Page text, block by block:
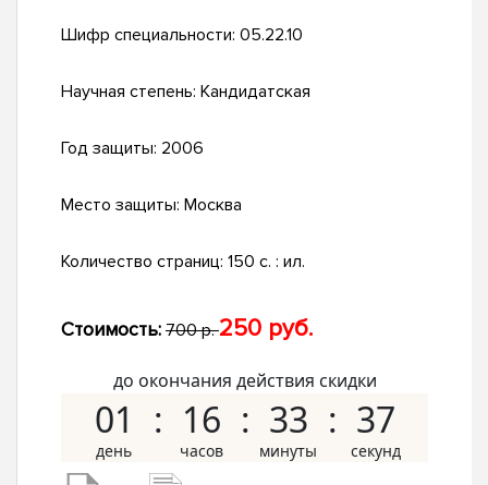
Шифр специальности: 05.22.10
Научная степень: Кандидатская
Год защиты: 2006
Место защиты: Москва
Количество страниц: 150 с. : ил.
Стоимость: 700 р.250 руб.
до окончания действия скидки
01 16 33 36